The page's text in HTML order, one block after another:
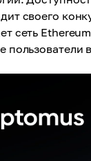
своего
сеть
пользователи